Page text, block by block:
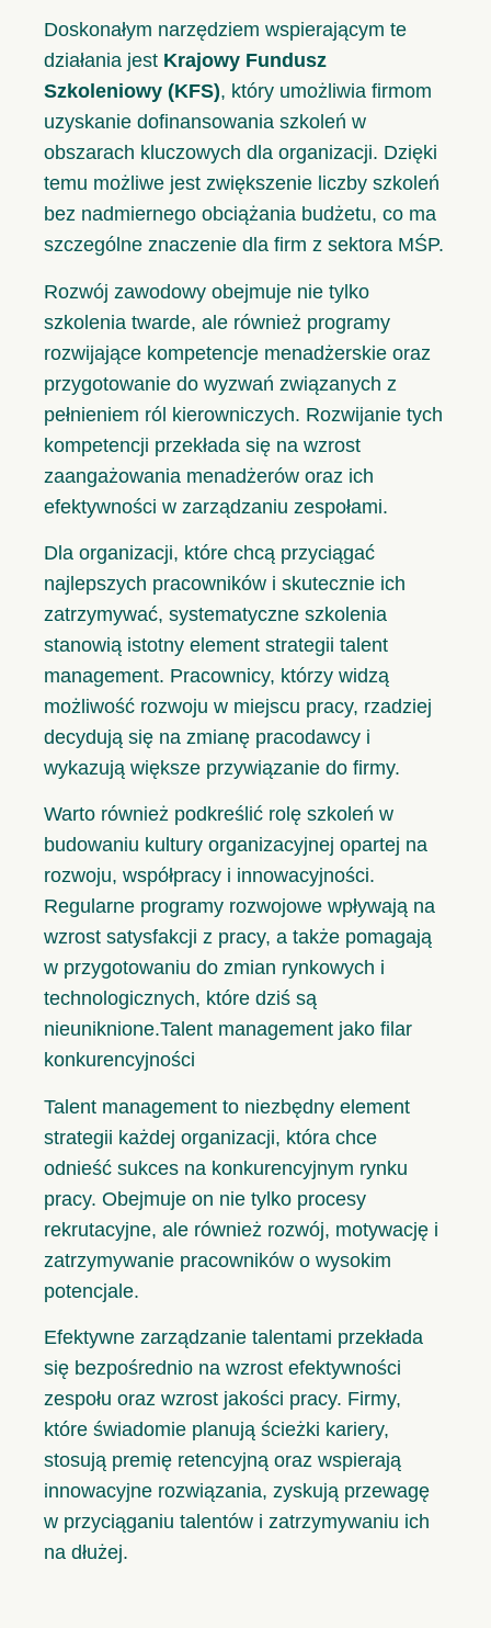
Doskonałym narzędziem wspierającym te
działania jest Krajowy Fundusz
Szkoleniowy (KFS), który umożliwia firmom
uzyskanie dofinansowania szkoleń w
obszarach kluczowych dla organizacji. Dzięki
temu możliwe jest zwiększenie liczby szkoleń
bez nadmiernego obciążania budżetu, co ma
szczególne znaczenie dla firm z sektora MŚP.
Rozwój zawodowy obejmuje nie tylko
szkolenia twarde, ale również programy
rozwijające kompetencje menadżerskie oraz
przygotowanie do wyzwań związanych z
pełnieniem ról kierowniczych. Rozwijanie tych
kompetencji przekłada się na wzrost
zaangażowania menadżerów oraz ich
efektywności w zarządzaniu zespołami.
Dla organizacji, które chcą przyciągać
najlepszych pracowników i skutecznie ich
zatrzymywać, systematyczne szkolenia
stanowią istotny element strategii talent
management. Pracownicy, którzy widzą
możliwość rozwoju w miejscu pracy, rzadziej
decydują się na zmianę pracodawcy i
wykazują większe przywiązanie do firmy.
Warto również podkreślić rolę szkoleń w
budowaniu kultury organizacyjnej opartej na
rozwoju, współpracy i innowacyjności.
Regularne programy rozwojowe wpływają na
wzrost satysfakcji z pracy, a także pomagają
w przygotowaniu do zmian rynkowych i
technologicznych, które dziś są
nieuniknione.Talent management jako filar
konkurencyjności
Talent management to niezbędny element
strategii każdej organizacji, która chce
odnieść sukces na konkurencyjnym rynku
pracy. Obejmuje on nie tylko procesy
rekrutacyjne, ale również rozwój, motywację i
zatrzymywanie pracowników o wysokim
potencjale.
Efektywne zarządzanie talentami przekłada
się bezpośrednio na wzrost efektywności
zespołu oraz wzrost jakości pracy. Firmy,
które świadomie planują ścieżki kariery,
stosują premię retencyjną oraz wspierają
innowacyjne rozwiązania, zyskują przewagę
w przyciąganiu talentów i zatrzymywaniu ich
na dłużej.